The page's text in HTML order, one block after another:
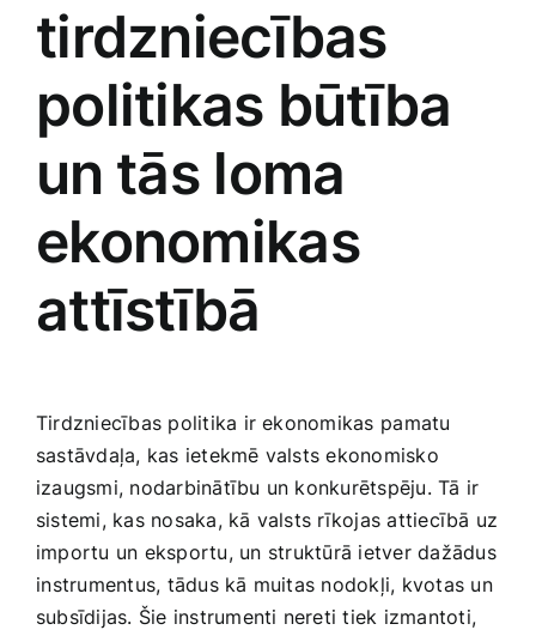
Zoo preces
tirdzniecības
politikas būtība
‌un ⁢tās loma
ekonomikas
attīstībā
Tirdzniecības ​politika ir ekonomikas⁤ pamatu
sastāvdaļa, kas ietekmē valsts ekonomisko
izaugsmi, nodarbinātību un konkurētspēju. Tā⁢ ir
‌sistemi, ‍kas nosaka, kā valsts rīkojas attiecībā ‍uz
importu un ‌eksportu, un ⁣struktūrā ietver dažādus
⁤instrumentus, tādus kā muitas nodokļi, kvotas un
subsīdijas. Šie instrumenti nereti ​tiek ​izmantoti,⁢